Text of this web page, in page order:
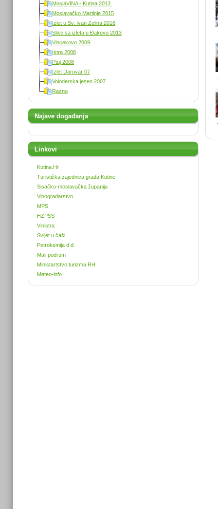
MoslaVINA - Kutina 2013.
Moslavačko Martinje 2015
Izlet u Sv. Ivan Zelina 2016
Slike sa izleta u Đakovo 2013
Vincekovo 2009
Istra 2008
Ptuj 2008
Izlet Daruvar 07
Voloderska jesen 2007
Razno
Najave događanja
Linkovi
Kutina.Hr
Turistička zajednica grada Kutine
Sisačko-moslavačka županija
Vinogradarstvo
MPS
HZPSS
Vinistra
Svijet u čaši
Petrokemija d.d.
Mali podrum
Ministartstvo turizma RH
Meteo-info